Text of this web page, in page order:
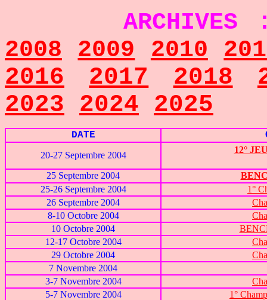
2008
2009 2010
2016 2017 2018
2023
2024 2025
DATE
20-27 Septembre 2004
12°
25 Septembre 2004
25-26 Septembre 2004
1°
26 Septembre 2004
8-10 Octobre 2004
10 Octobre 2004
12-17 Octobre 2004
29 Octobre 2004
7 Novembre 2004
3-7 Novembre 2004
5-7 Novembre 2004
1°